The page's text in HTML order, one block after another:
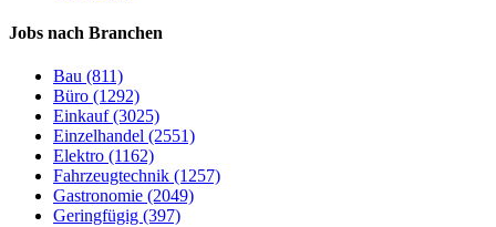
Jobs nach Branchen
Bau (811)
Büro (1292)
Einkauf (3025)
Einzelhandel (2551)
Elektro (1162)
Fahrzeugtechnik (1257)
Gastronomie (2049)
Geringfügig (397)